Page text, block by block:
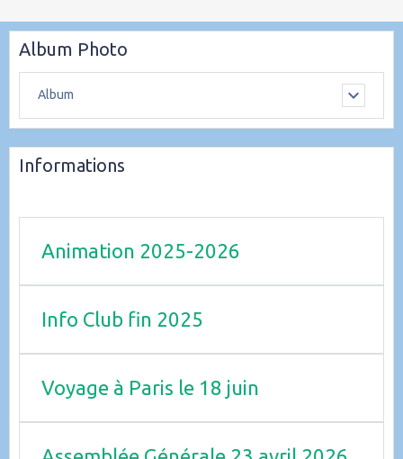
Album Photo
Album
Informations
Animation 2025-2026
Info Club fin 2025
Voyage à Paris le 18 juin